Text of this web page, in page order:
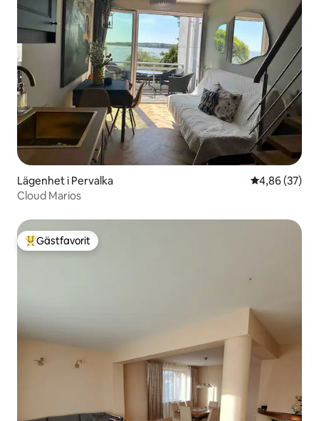
Lägenhet i Pervalka 4,86 av 5 i
4,86 (37)
Cloud Marios
Populär gästfavorit
Gästfavorit